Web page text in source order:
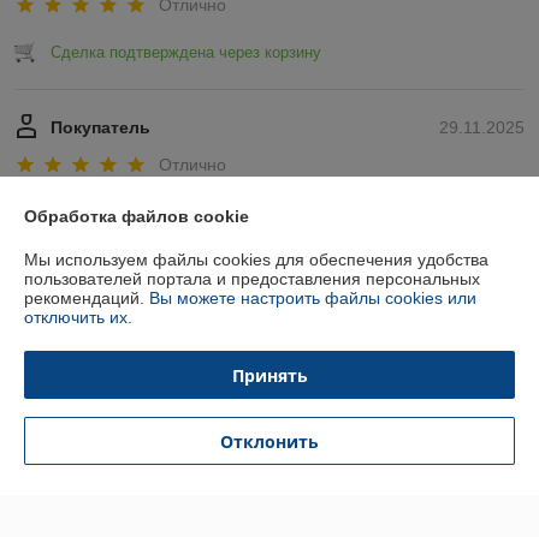
Отлично
Сделка подтверждена через корзину
29.11.2025
Покупатель
Отлично
Показать все отзывы
О нас
Контакты
Доставка и оплата
График работы
Обработка файлов cookie
Мы используем файлы cookies для обеспечения удобства
пользователей портала и предоставления персональных
рекомендаций. Вы можете настроить файлы cookies или
отключить их.
Принять
Отклонить